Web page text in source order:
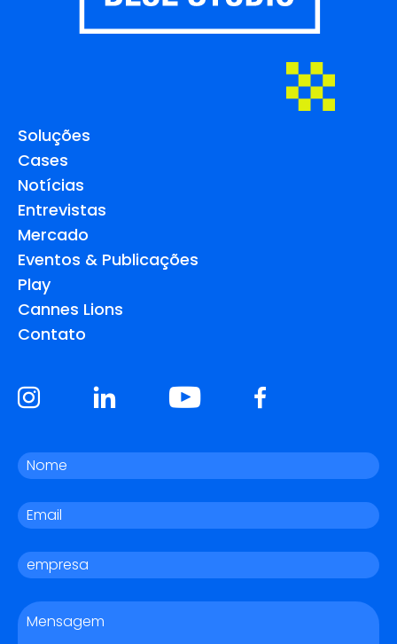
Soluções
Cases
Notícias
Entrevistas
Mercado
Eventos & Publicações
Play
Cannes Lions
Contato